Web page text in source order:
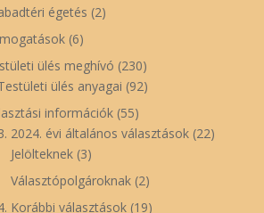
égetés (2)
(6)
ülés meghívó (230)
ülés anyagai (92)
információk (55)
2024. évi általános választások (22)
Jelölteknek (3)
Választópolgároknak (2)
Korábbi választások (19)